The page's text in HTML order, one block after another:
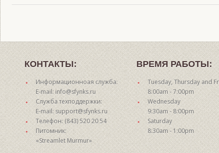
КОНТАКТЫ:
Информационноая служба:
E-mail: info@sfynks.ru
Служба техподдержки:
E-mail: support@sfynks.ru
Телефон: (843) 520 20 54
Питомник:
«Streamlet Murmur»
ВРЕМЯ РАБОТЫ:
Tuesday, Thursday and
8:00am - 7:00pm
Wednesday
9:30am - 8:00pm
Saturday
8:30am - 1:00pm